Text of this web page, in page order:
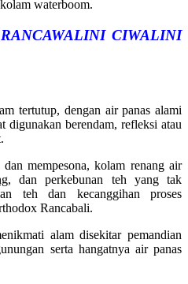
waterboom.
CIWALINI
tertutup, dengan air panas alami
digunakan berendam, refleksi atau
mempesona, kolam renang air
, dan perkebunan teh yang tak
teh dan kecanggihan proses
Rancabali.
alam disekitar pemandian
serta hangatnya air panas